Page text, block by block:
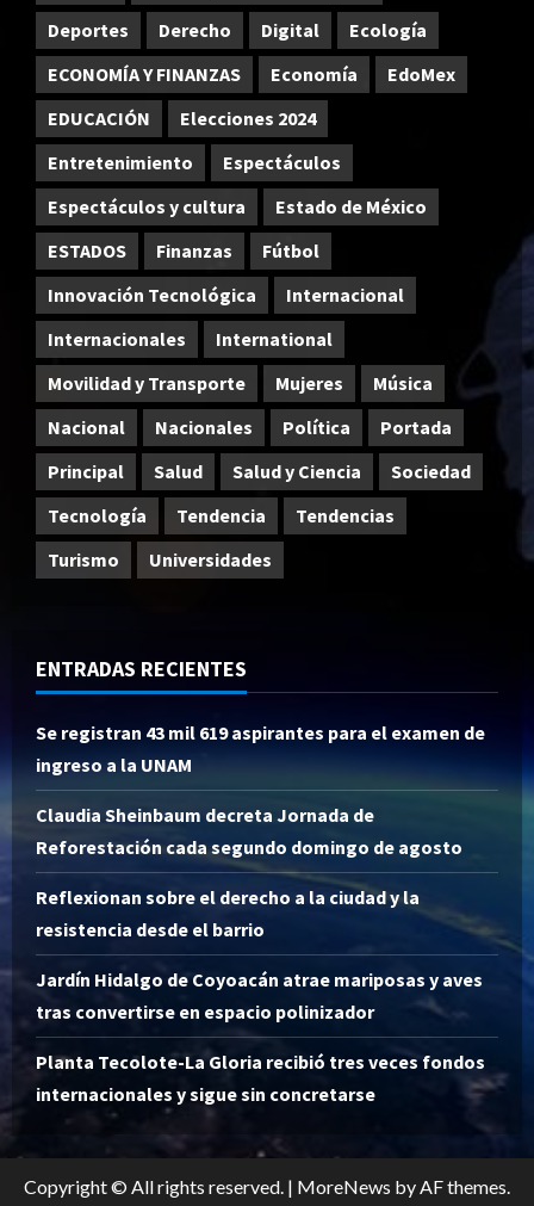
Deportes
Derecho Digital
Ecología
ECONOMÍA Y FINANZAS
Economía
EdoMex
EDUCACIÓN
Elecciones 2024
Entretenimiento
Espectáculos
Espectáculos y cultura
Estado de México
ESTADOS
Finanzas
Fútbol
Innovación Tecnológica
Internacional
Internacionales
International
Movilidad y Transporte
Mujeres
Música
Nacional
Nacionales Política
Portada
Principal
Salud Salud y Ciencia
Sociedad
Tecnología
Tendencia
Tendencias
Turismo
Universidades
ENTRADAS RECIENTES
Se registran 43 mil 619 aspirantes para el examen de
ingreso a la UNAM
Claudia Sheinbaum decreta Jornada de
Reforestación cada segundo domingo de agosto
Reflexionan sobre el derecho a la ciudad y la
resistencia desde el barrio
Jardín Hidalgo de Coyoacán atrae mariposas y aves
tras convertirse en espacio polinizador
Planta Tecolote-La Gloria recibió tres veces fondos
internacionales y sigue sin concretarse
Copyright © All rights reserved. | MoreNews by AF themes.